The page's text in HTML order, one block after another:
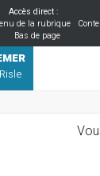
Accès direct :
de la rubrique
Bas de page